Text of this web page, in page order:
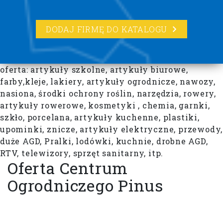
DODAJ FIRMĘ DO KATALOGU
oferta: artykuły szkolne, artykuły biurowe,
farby,kleje, lakiery, artykuły ogrodnicze, nawozy,
nasiona, środki ochrony roślin, narzędzia, rowery,
artykuły rowerowe, kosmetyki , chemia, garnki,
szkło, porcelana, artykuły kuchenne, plastiki,
upominki, znicze, artykuły elektryczne, przewody,
duże AGD, Pralki, lodówki, kuchnie, drobne AGD,
RTV, telewizory, sprzęt sanitarny, itp.
Oferta Centrum
Ogrodniczego Pinus